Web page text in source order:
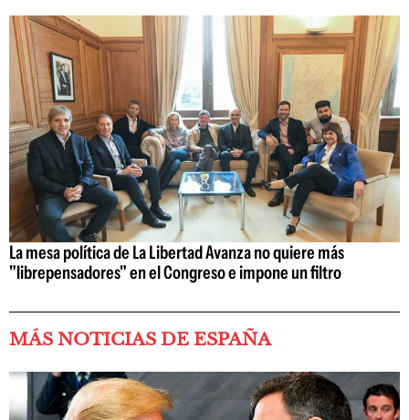
La mesa política de La Libertad Avanza no quiere más
"librepensadores" en el Congreso e impone un filtro
MÁS NOTICIAS DE ESPAÑA